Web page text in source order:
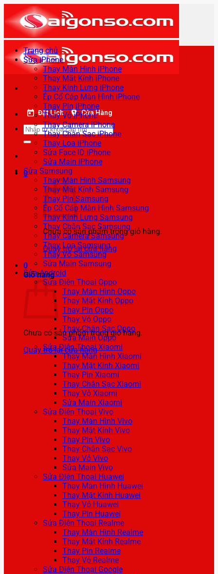
qua
nội
dung
Đặt Lịch Cửa Hàng
Tìm
kiếm:
0
Chưa có sản phẩm trong giỏ hàng.
Quay trở lại cửa hàng
0
Giỏ hàng
Chưa có sản phẩm trong giỏ hàng.
Quay trở lại cửa hàng
Trang chủ
Sửa iPhone
Thay Màn Hình iPhone
Thay Mặt Kính iPhone
Thay Kính Lưng iPhone
Ép Cổ Cáp Màn Hình iPhone
Thay Pin iPhone
Thay Vỏ iPhone
Thay Camera iPhone
Thay Chân Sạc iPhone
Thay Loa iPhone
Sửa Face ID iPhone
Sửa Main iPhone
Sửa Samsung
Thay Màn Hình Samsung
Thay Mặt Kính Samsung
Thay Pin Samsung
Ép Cổ Cáp Màn Hình Samsung
Thay Kính Lưng Samsung
Thay Chân Sạc Samsung
Thay Camera Samsung
Thay Loa Samsung
Thay Vỏ Samsung
Sửa Main Samsung
Sửa Android
Sửa Điện Thoại Oppo
Thay Màn Hình Oppo
Thay Mặt Kính Oppo
Thay Pin Oppo
Thay Vỏ Oppo
Thay Chân Sạc Oppo
Sửa Main Oppo
Sửa Điện Thoại Xiaomi
Thay Màn Hình Xiaomi
Thay Mặt Kính Xiaomi
Thay Pin Xiaomi
Thay Chân Sạc Xiaomi
Thay Vỏ Xiaomi
Sửa Main Xiaomi
Sửa Điện Thoại Vivo
Thay Màn Hình Vivo
Thay Mặt Kính Vivo
Thay Pin Vivo
Thay Chân Sạc Vivo
Thay Vỏ Vivo
Sửa Main Vivo
Sửa Điện Thoại Huawei
Thay Màn Hình Huawei
Thay Mặt Kính Huawei
Thay Vỏ Huawei
Thay Pin Huawei
Sửa Điện Thoại Realme
Thay Màn Hình Realme
Thay Mặt Kính Realme
Thay Pin Realme
Thay Vỏ Realme
Sửa Điện Thoại Google